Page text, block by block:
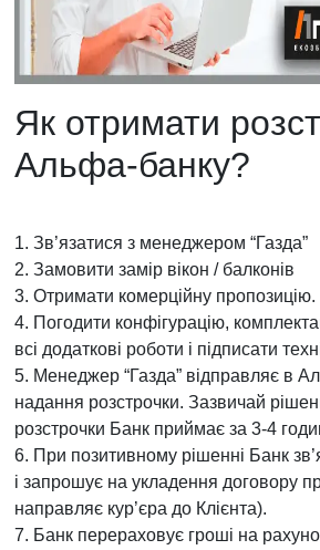
Як отримати
Альфа-банку?
1. Зв’язатися з менеджером “Газда”
2. Замовити замір вікон / балконів
3. Отримати комерційну пропозицію.
4. Погодити конфігурацію,
всі додаткові роботи і підписати
5. Менеджер “Газда” відправляє в
надання розстрочки. Зазвичай
розстрочки Банк приймає за 3-4
6. При позитивному рішенні Банк
і запрошує на укладення договору
направляє кур’єра до Клієнта).
7. Банк перераховує гроші на